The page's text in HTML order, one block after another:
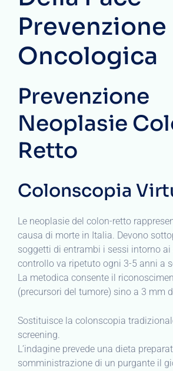
Prevenzione
Oncologica
Prevenzione
Neoplasie
Retto
Colonscopia
Le neoplasie del colon-retto
causa di morte in Italia. Devono
soggetti di entrambi i sessi intorno ai
controllo va ripetuto ogni 3-5 anni a
La metodica consente il
(precursori del tumore) sino a 3 mm
Sostituisce la colonscopia
screening.
L’indagine prevede una dieta
somministrazione di un purgante il